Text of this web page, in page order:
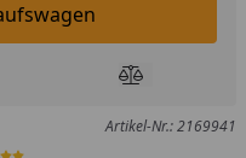
Einkaufswagen legen
hinzufügenProdukt
Artikel-Nr.: 2169941